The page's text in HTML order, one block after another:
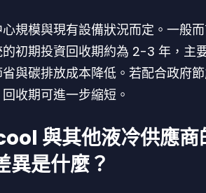
規模與現有設備狀況而定。一般
的初期投資回收期約為 2-3 年，主
省與碳排放成本降低。若配合政府
收期可進一步縮短。
與其他液冷供應商
異是什麼？